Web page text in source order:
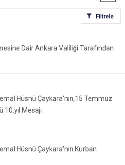
Kızılcahamam
Polatlı
Şereflikoçhisar
Pursaklar
Filtrele
Dair Ankara Valiliği Tarafından
Hüsnü Çaykara'nın,15 Temmuz
10.yıl Mesajı
Hüsnü Çaykara'nın Kurban